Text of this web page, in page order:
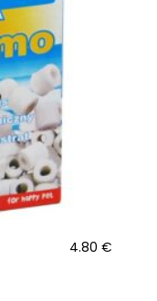
4.80 €